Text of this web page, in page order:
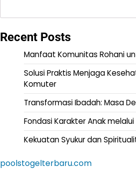
Recent Posts
Manfaat Komunitas Rohani
Solusi Praktis Menjaga
Komuter
Transformasi Ibadah: Masa
Fondasi Karakter Anak
Kekuatan Syukur dan
poolstogelterbaru.com